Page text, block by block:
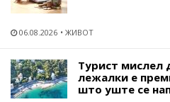
06.08.2026 ЖИВОТ
Турист мислел
лежалки е
што уште се